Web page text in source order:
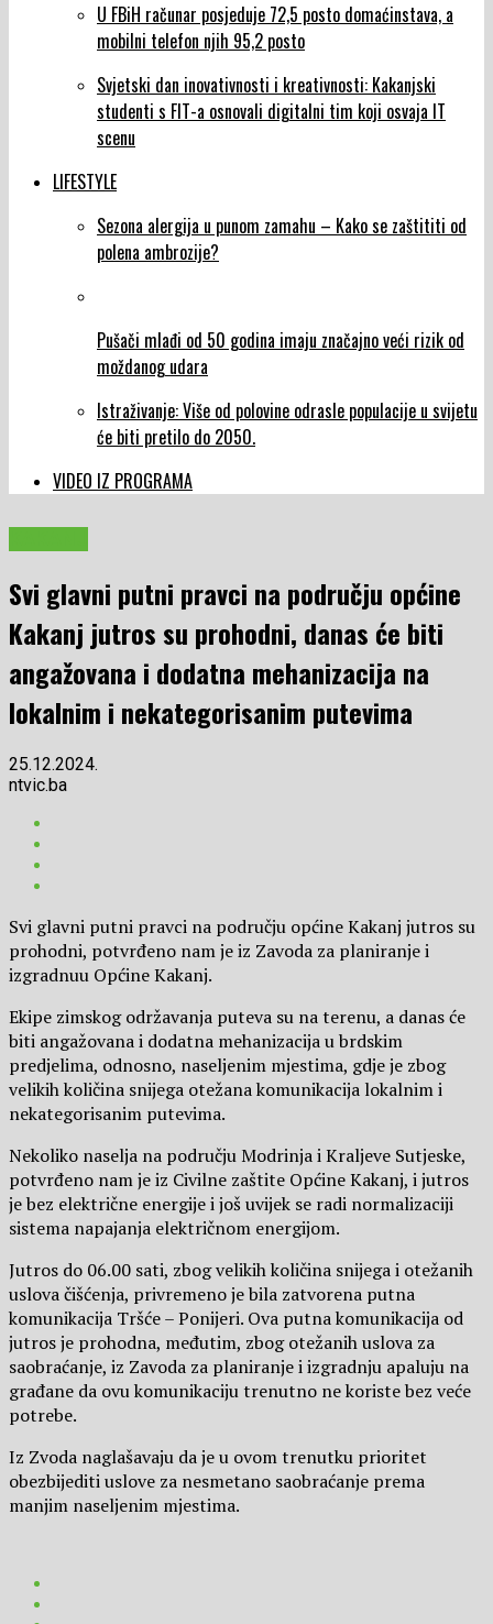
U FBiH računar posjeduje 72,5 posto domaćinstava, a
mobilni telefon njih 95,2 posto
Svjetski dan inovativnosti i kreativnosti: Kakanjski
studenti s FIT-a osnovali digitalni tim koji osvaja IT
scenu
LIFESTYLE
Sezona alergija u punom zamahu – Kako se zaštititi od
polena ambrozije?
Pušači mlađi od 50 godina imaju značajno veći rizik od
moždanog udara
Istraživanje: Više od polovine odrasle populacije u svijetu
će biti pretilo do 2050.
VIDEO IZ PROGRAMA
Svi glavni putni pravci na području općine
Kakanj jutros su prohodni, danas će biti
angažovana i dodatna mehanizacija na
lokalnim i nekategorisanim putevima
25.12.2024.
ntvic.ba
Svi glavni putni pravci na području općine Kakanj jutros su
prohodni, potvrđeno nam je iz Zavoda za planiranje i
izgradnuu Općine Kakanj.
Ekipe zimskog održavanja puteva su na terenu, a danas će
biti angažovana i dodatna mehanizacija u brdskim
predjelima, odnosno, naseljenim mjestima, gdje je zbog
velikih količina snijega otežana komunikacija lokalnim i
nekategorisanim putevima.
Nekoliko naselja na području Modrinja i Kraljeve Sutjeske,
potvrđeno nam je iz Civilne zaštite Općine Kakanj, i jutros
je bez električne energije i još uvijek se radi normalizaciji
sistema napajanja električnom energijom.
Jutros do 06.00 sati, zbog velikih količina snijega i otežanih
uslova čišćenja, privremeno je bila zatvorena putna
komunikacija Tršće – Ponijeri. Ova putna komunikacija od
jutros je prohodna, međutim, zbog otežanih uslova za
saobraćanje, iz Zavoda za planiranje i izgradnju apaluju na
građane da ovu komunikaciju trenutno ne koriste bez veće
potrebe.
Iz Zvoda naglašavaju da je u ovom trenutku prioritet
obezbijediti uslove za nesmetano saobraćanje prema
manjim naseljenim mjestima.